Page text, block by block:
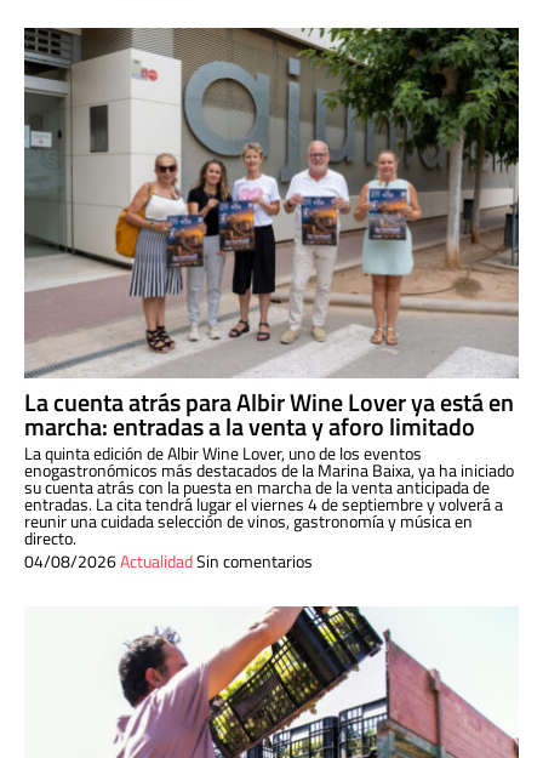
La cuenta atrás para Albir Wine Lover ya está en
marcha: entradas a la venta y aforo limitado
La quinta edición de Albir Wine Lover, uno de los eventos
enogastronómicos más destacados de la Marina Baixa, ya ha iniciado
su cuenta atrás con la puesta en marcha de la venta anticipada de
entradas. La cita tendrá lugar el viernes 4 de septiembre y volverá a
reunir una cuidada selección de vinos, gastronomía y música en
directo.
04/08/2026ActualidadSin comentarios